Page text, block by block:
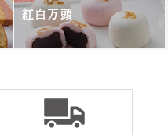
紅白万頭